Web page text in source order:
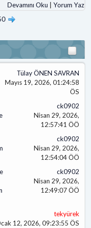
Devamını Oku
Yorum Yaz
Tülay ÖNEN SAVRAN
Mayıs 19, 2026, 01:24:58
ÖS
ck0902
Nisan 29, 2026,
12:57:41 ÖÖ
ck0902
Nisan 29, 2026,
12:54:04 ÖÖ
ck0902
Nisan 29, 2026,
12:49:07 ÖÖ
tekyürek
12, 2026, 09:23:55 ÖS